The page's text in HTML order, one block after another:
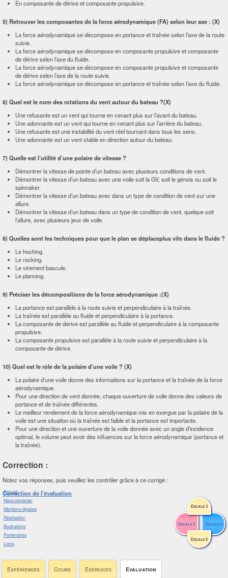
Expériences Cours Exercices Evaluation
En composante de dérive et composante propulsive.
5) Retrouver les composantes de la force aérodynamique (FA) selon leur axe : (X)
La force aérodynamique se décompose en portance et traînée selon l’axe de la route
suivie.
La force aérodynamique se décompose en composante propulsive et composante
de dérive selon l’axe du fluide.
La force aérodynamique se décompose en composante propulsive et composante
de dérive selon l’axe de la route suivie.
La force aérodynamique se décompose en portance et traînée selon l’axe du fluide.
6) Quel est le nom des rotations du vent autour du bateau ?(X)
Une refusante est un vent qui tourne en venant plus sur l’avant du bateau.
Une adonnante est un vent qui tourne en venant plus sur l’arrière du bateau.
Une refusante est une instabilité du vent réel tournant dans tous les sens.
Une adonnante est un vent stable en direction autour du bateau.
7) Quelle est l’utilité d’une polaire de vitesse ?
Démontrer la vitesse de pointe d’un bateau avec plusieurs conditions de vent.
Démontrer la vitesse d’un bateau avec une voile soit la GV, soit le génois ou soit le
spinnaker.
Démontrer la vitesse d’un bateau avec dans un type de condition de vent sur une
allure.
Démontrer la vitesse d’un bateau dans un type de condition de vent, quelque soit
l’allure, avec plusieurs jeux de voile.
8) Quelles sont les techniques pour que le plan se déplaceplus vite dans le fluide ?
Le hoching.
Le rocking.
Le virement bascule.
Le planning.
9) Préciser les décompositions de la force aérodynamique :(X)
La portance est parallèle à la route suivie et perpendiculaire à la traînée.
La traînée est parallèle au fluide et perpendiculaire à la portance.
La composante de dérive est parallèle au fluide et perpendiculaire à la composante
propulsive.
La composante propulsive est parallèle à la route suivie et perpendiculaire à la
composante de dérive.
10) Quel est le rôle de la polaire d’une voile ? (X)
La polaire d’une voile donne des informations sur la portance et la traînée de la force
aérodynamique.
Pour une direction de vent donnée, chaque ouverture de voile donne des valeurs de
portance et de traînée différentes.
Le meilleur rendement de la force aérodynamique mis en exergue par la polaire de la
voile est une situation où la traînée est faible et la portance est importante.
Pour une direction et une ouverture de la voile donnée avec un angle d’incidence
optimal, le volume peut avoir des influences sur la force aérodynamique (portance et
la traînée).
Correction :
Notez vos réponses, puis veuillez les contrôler grâce à ce corrigé :
Correction de l'évaluation
Accueil
Nous contacter
Mentions légales
Réalisation
Illustrations
Partenaires
Liens
Escale 4
Escale 3
Escale 5
Escale 3